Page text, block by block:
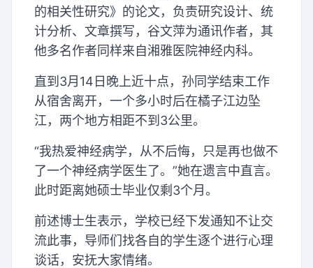
的相关性研究》的论文，负责研究设计、统
计分析、文章撰写，谷文萍为通讯作者，其
他多名作者同样来自湘雅医院神经内科。
直到3月14日晚上近十点，孙同学结束工作
从宿舍离开，一个多小时后在橘子江边坠
江，两个地方相距不到3公里。
“我热爱神经病学，从不后悔，只是再也做不
了一个神经病学医生了。”她在遗言中直言。
此时距离她硕士毕业仅剩3个月。
前述博士生表示，学校已经下发通知不让交
流此事，导师们找各自的学生逐个进行心理
谈话，安抚大家情绪。